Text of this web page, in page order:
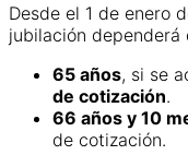
Desde el 1 de enero
jubilación dependerá
65 años, si se
de cotización.
66 años y 10
de cotización.